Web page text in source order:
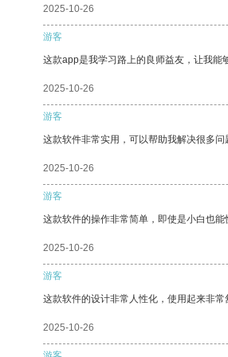
2025-10-26
游客
这款app是我学习路上的良师益友，让我能
2025-10-26
游客
这款软件非常实用，可以帮助我解决很多问
2025-10-26
游客
这款软件的操作非常简单，即使是小白也能
2025-10-26
游客
这款软件的设计非常人性化，使用起来非常
2025-10-26